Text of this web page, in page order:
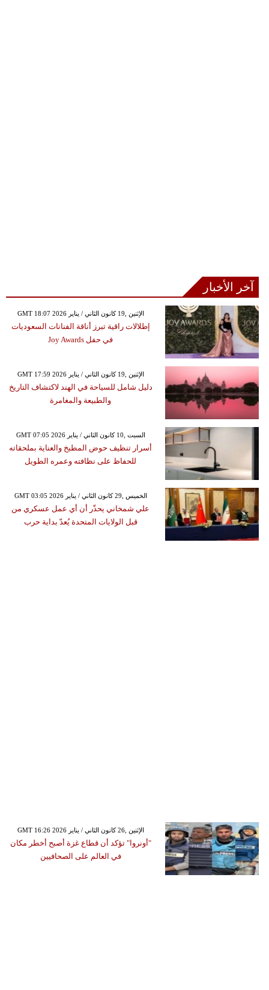
آخر الأخبار
GMT 18:07 2026 الإثنين ,19 كانون الثاني / يناير
إطلالات راقية تبرز أناقة الفنانات السعوديات
في حفل Joy Awards
GMT 17:59 2026 الإثنين ,19 كانون الثاني / يناير
دليل شامل للسياحة في الهند لاكتشاف التاريخ
والطبيعة والمغامرة
GMT 07:05 2026 السبت ,10 كانون الثاني / يناير
أسرار تنظيف حوض المطبخ والعناية بملحقاته
للحفاظ على نظافته وعمره الطويل
GMT 03:05 2026 الخميس ,29 كانون الثاني / يناير
علي شمخاني يحذّر أن أي عمل عسكري من
قبل الولايات المتحدة يُعدّ بداية حرب
GMT 16:26 2026 الإثنين ,26 كانون الثاني / يناير
"أونروا" تؤكد أن قطاع غزة أصبح أخطر مكان
في العالم على الصحافيين